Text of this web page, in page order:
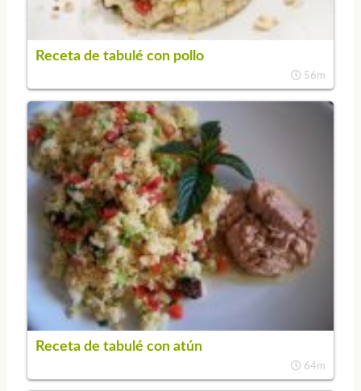
Receta de tabulé con pollo
56m
Receta de tabulé con atún
64m